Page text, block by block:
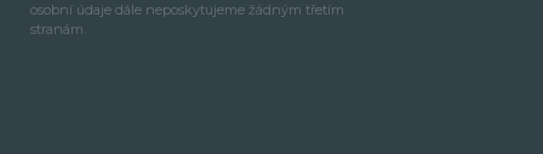
osobní údaje dále neposkytujeme žádným třetím
stranám.